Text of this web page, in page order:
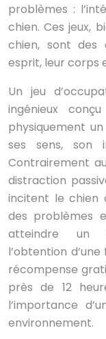
problèmes :
chien. Ces jeux,
chien, sont des
esprit, leur corps
Un jeu
ingénieux
physiquement
ses sens, son
Contrairement
distraction
incitent le chien
des problèmes
atteindre un
l’obtention
récompense
près de 12
l’importance
environnement.